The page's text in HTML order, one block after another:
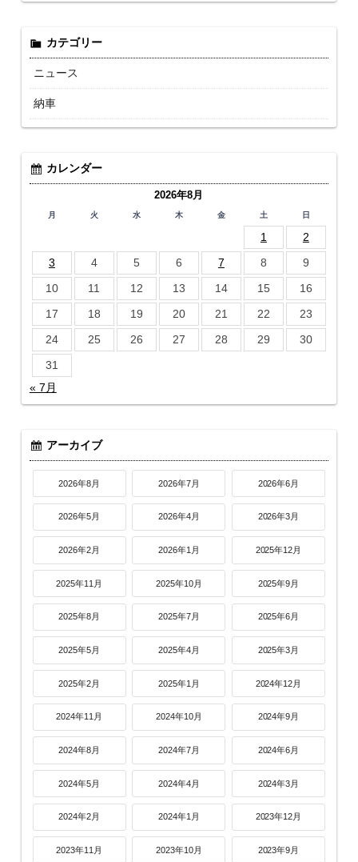
カテゴリー
ニュース
納車
カレンダー
2026年8月
月 火 水 木 金 土 日
1
2
3
4 5 6 7 8
9
10
11 12 13 14 15
16
17
18 19 20 21 22
23
24
25 26 27 28 29
30
31
« 7月
アーカイブ
2026年8月 2026年7月 2026年6月
2026年5月 2026年4月 2026年3月
2026年2月 2026年1月 2025年12月
2025年11月 2025年10月 2025年9月
2025年8月 2025年7月 2025年6月
2025年5月 2025年4月 2025年3月
2025年2月 2025年1月 2024年12月
2024年11月 2024年10月 2024年9月
2024年8月 2024年7月 2024年6月
2024年5月 2024年4月 2024年3月
2024年2月 2024年1月 2023年12月
2023年11月 2023年10月 2023年9月